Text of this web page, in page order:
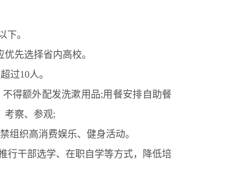
下。
先选择省内高校。
过10人。
得额外配发洗漱用品;用餐安排自助餐
考察、参观;
组织高消费娱乐、健身活动。
行干部选学、在职自学等方式，降低培